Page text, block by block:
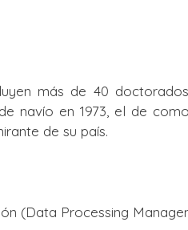
más de 40
navío en 1973, el de
de su país.
(Data Processing